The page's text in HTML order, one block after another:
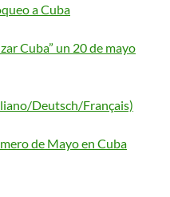
a Cuba
Cuba” un 20 de mayo
Deutsch/Français)
de Mayo en Cuba